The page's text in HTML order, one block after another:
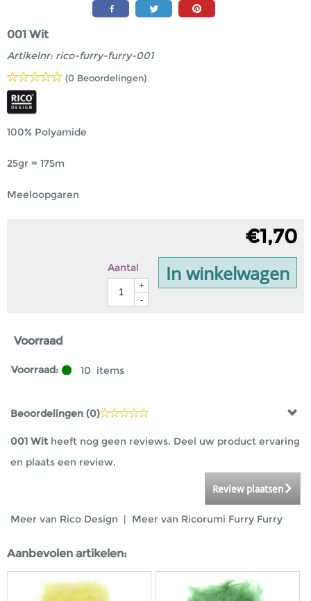
001 Wit
Artikelnr: rico-furry-furry-001
(0 Beoordelingen)
100% Polyamide
25gr = 175m
Meeloopgaren
€1,70
Aantal
+
-
In winkelwagen
Voorraad
Voorraad: 10 items
Beoordelingen (0)
001 Wit heeft nog geen reviews. Deel uw product ervaring
en plaats een review.
Review plaatsen
Meer van Rico Design | Meer van Ricorumi Furry Furry
Aanbevolen artikelen: